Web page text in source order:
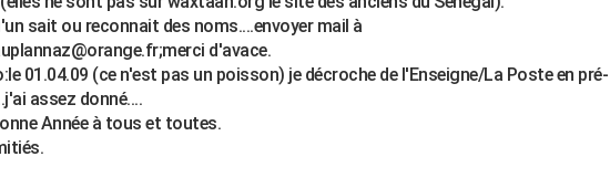
sait ou reconnait des noms....envoyer mail à
d'avace.
01.04.09 (ce n'est pas un poisson) je décroche de l'Enseigne/La Poste en pré-
assez donné....
Année à tous et toutes.